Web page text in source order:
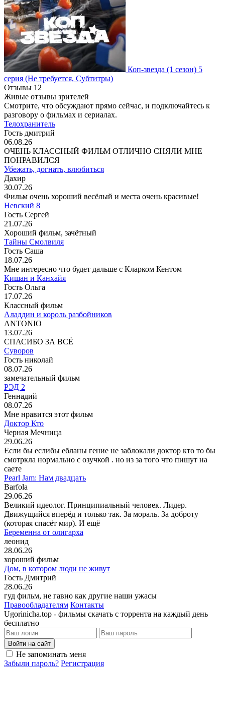
Коп-звезда (1 сезон) 5
серия (Не требуется, Субтитры)
Отзывы 12
Живые отзывы зрителей
Смотрите, что обсуждают прямо сейчас, и подключайтесь к
разговору о фильмах и сериалах.
Телохранитель
Гость дмитрий
06.08.26
ОЧЕНЬ КЛАССНЫЙ ФИЛЬМ ОТЛИЧНО СНЯЛИ МНЕ
ПОНРАВИЛСЯ
Убежать, догнать, влюбиться
Дахир
30.07.26
Фильм очень хороший весёлый и места очень красивые!
Невский 8
Гость Сергей
21.07.26
Хороший фильм, зачётный
Тайны Смолвиля
Гость Саша
18.07.26
Мне интересно что будет дальше с Кларком Кентом
Кишан и Канхайя
Гость Ольга
17.07.26
Классный фильм
Аладдин и король разбойников
ANTONIO
13.07.26
СПАСИБО ЗА ВСЁ
Суворов
Гость николай
08.07.26
замечательный фильм
РЭД 2
Геннадий
08.07.26
Мне нравится этот фильм
Доктор Кто
Черная Мечница
29.06.26
Если бы еслибы ебланы гение не заблокали доктор кто то бы
смотркла нормально с озучкой . но из за того что пишут на
саете
Pearl Jam: Нам двадцать
Barfola
29.06.26
Великий идеолог. Принципиальный человек. Лидер.
Движущийся вперёд и только так. За мораль. За доброту
(которая спасёт мир). И ещё
Беременна от олигарха
леонид
28.06.26
хороший фильм
Дом, в котором люди не живут
Гость Дмитрий
28.06.26
гуд фильм, не гавно как другие наши ужасы
Правообладателям Контакты
Ugorinicha.top - фильмы скачать с торрента на каждый день
бесплатно
Войти на сайт
Не запоминать меня
Забыли пароль? Регистрация